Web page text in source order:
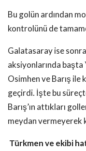
Bu golün ardından
kontrolünü de
Galatasaray ise
aksiyonlarında
Osimhen ve Barış ile
geçirdi. İşte bu
Barış’ın attıkları
meydan vermeyerek
Türkmen ve ekibi